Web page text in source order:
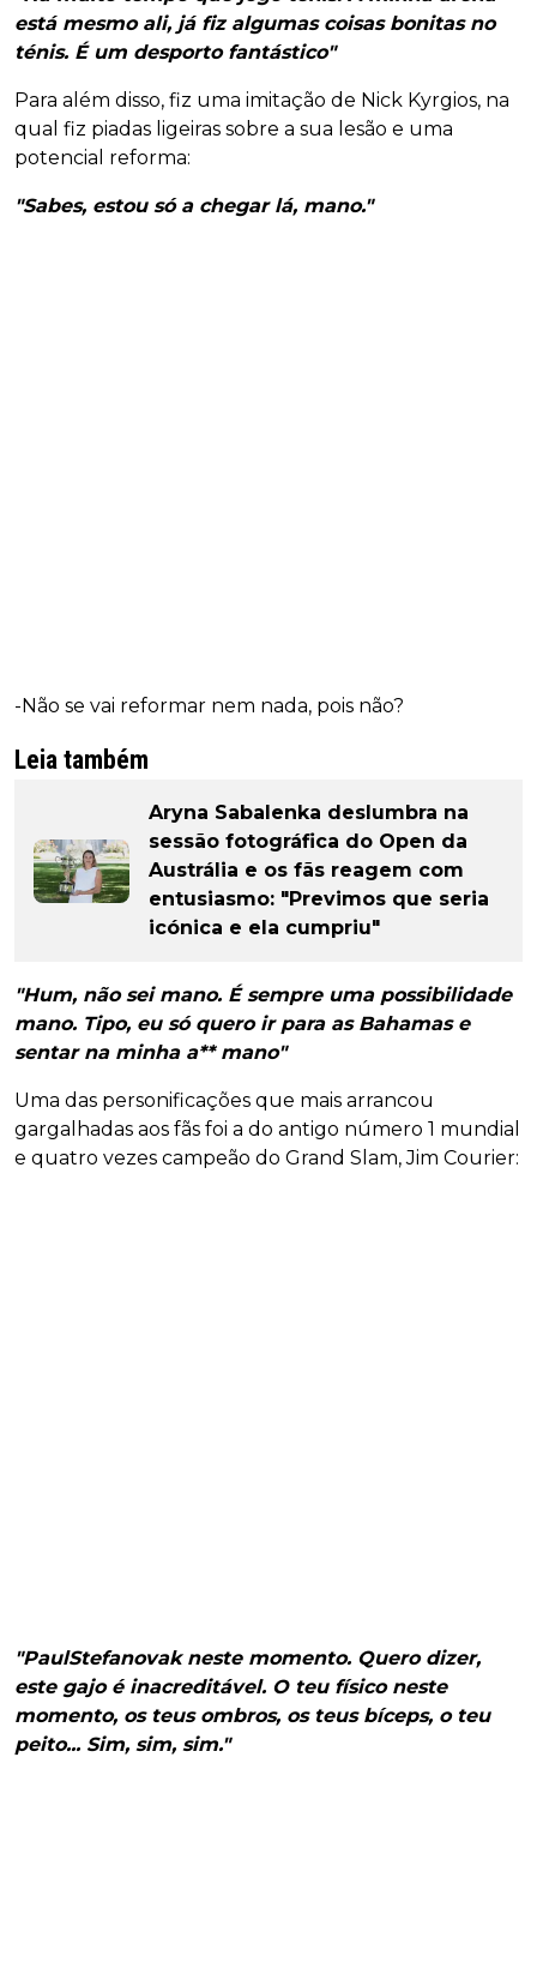
está mesmo ali, já fiz algumas coisas bonitas no
ténis. É um desporto fantástico"
Para além disso, fiz uma imitação de Nick Kyrgios, na
qual fiz piadas ligeiras sobre a sua lesão e uma
potencial reforma:
"Sabes, estou só a chegar lá, mano."
-Não se vai reformar nem nada, pois não?
Leia também
Aryna Sabalenka deslumbra na
sessão fotográfica do Open da
Austrália e os fãs reagem com
entusiasmo: "Previmos que seria
icónica e ela cumpriu"
"Hum, não sei mano. É sempre uma possibilidade
mano. Tipo, eu só quero ir para as Bahamas e
sentar na minha a** mano"
Uma das personificações que mais arrancou
gargalhadas aos fãs foi a do antigo número 1 mundial
e quatro vezes campeão do Grand Slam, Jim Courier:
"PaulStefanovak neste momento. Quero dizer,
este gajo é inacreditável. O teu físico neste
momento, os teus ombros, os teus bíceps, o teu
peito... Sim, sim, sim."